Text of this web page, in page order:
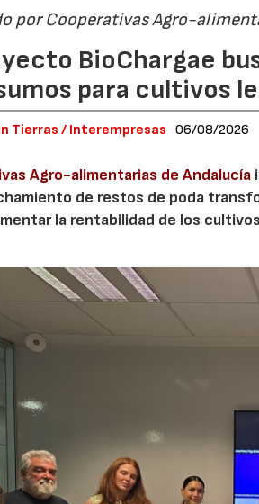
por Cooperativas Agro-
BioChargae
para cultivos
Tierras / Interempresas 06/08/2026
Agro-alimentarias de Andalucía
de restos de poda
la rentabilidad de los